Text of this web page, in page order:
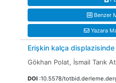
Benzer
Yazara
Erişkin kalça
Gökhan Polat, İsmail Tarık
DOI :10.5578/